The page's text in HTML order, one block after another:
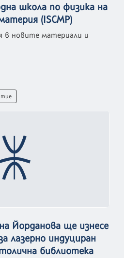
школа по физика на
(ISCMP)
в новите материали и
Йорданова ще изнесе
лазерно индуциран
библиотека